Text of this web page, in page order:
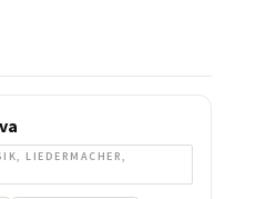
LIEDERMACHER,